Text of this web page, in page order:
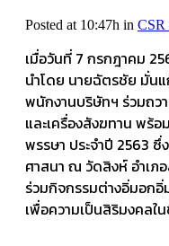
Posted at 10:47h in CSR
เมื่อวันที่ 7 กรกฎาคม
นำโดย นายฉัตรชัย มั่น
พนักงานบริษัทฯ ร่วมถว
และเครื่องสังฆทาน พร้อ
พรรษา ประจำปี 2563
ศาสนา ณ วัดสิงห์ อำเภ
ร่วมกิจกรรมต่างอิ่มอก
เพื่อความเป็นสิริมงคลใ